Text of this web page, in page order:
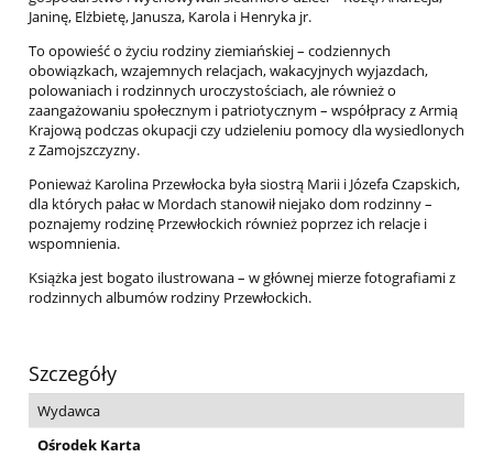
Janinę, Elżbietę, Janusza, Karola i Henryka jr.
To opowieść o życiu rodziny ziemiańskiej – codziennych
obowiązkach, wzajemnych relacjach, wakacyjnych wyjazdach,
polowaniach i rodzinnych uroczystościach, ale również o
zaangażowaniu społecznym i patriotycznym – współpracy z Armią
Krajową podczas okupacji czy udzieleniu pomocy dla wysiedlonych
z Zamojszczyzny.
Ponieważ Karolina Przewłocka była siostrą Marii i Józefa Czapskich,
dla których pałac w Mordach stanowił niejako dom rodzinny –
poznajemy rodzinę Przewłockich również poprzez ich relacje i
wspomnienia.
Książka jest bogato ilustrowana – w głównej mierze fotografiami z
rodzinnych albumów rodziny Przewłockich.
Szczegóły
Wydawca
Ośrodek Karta